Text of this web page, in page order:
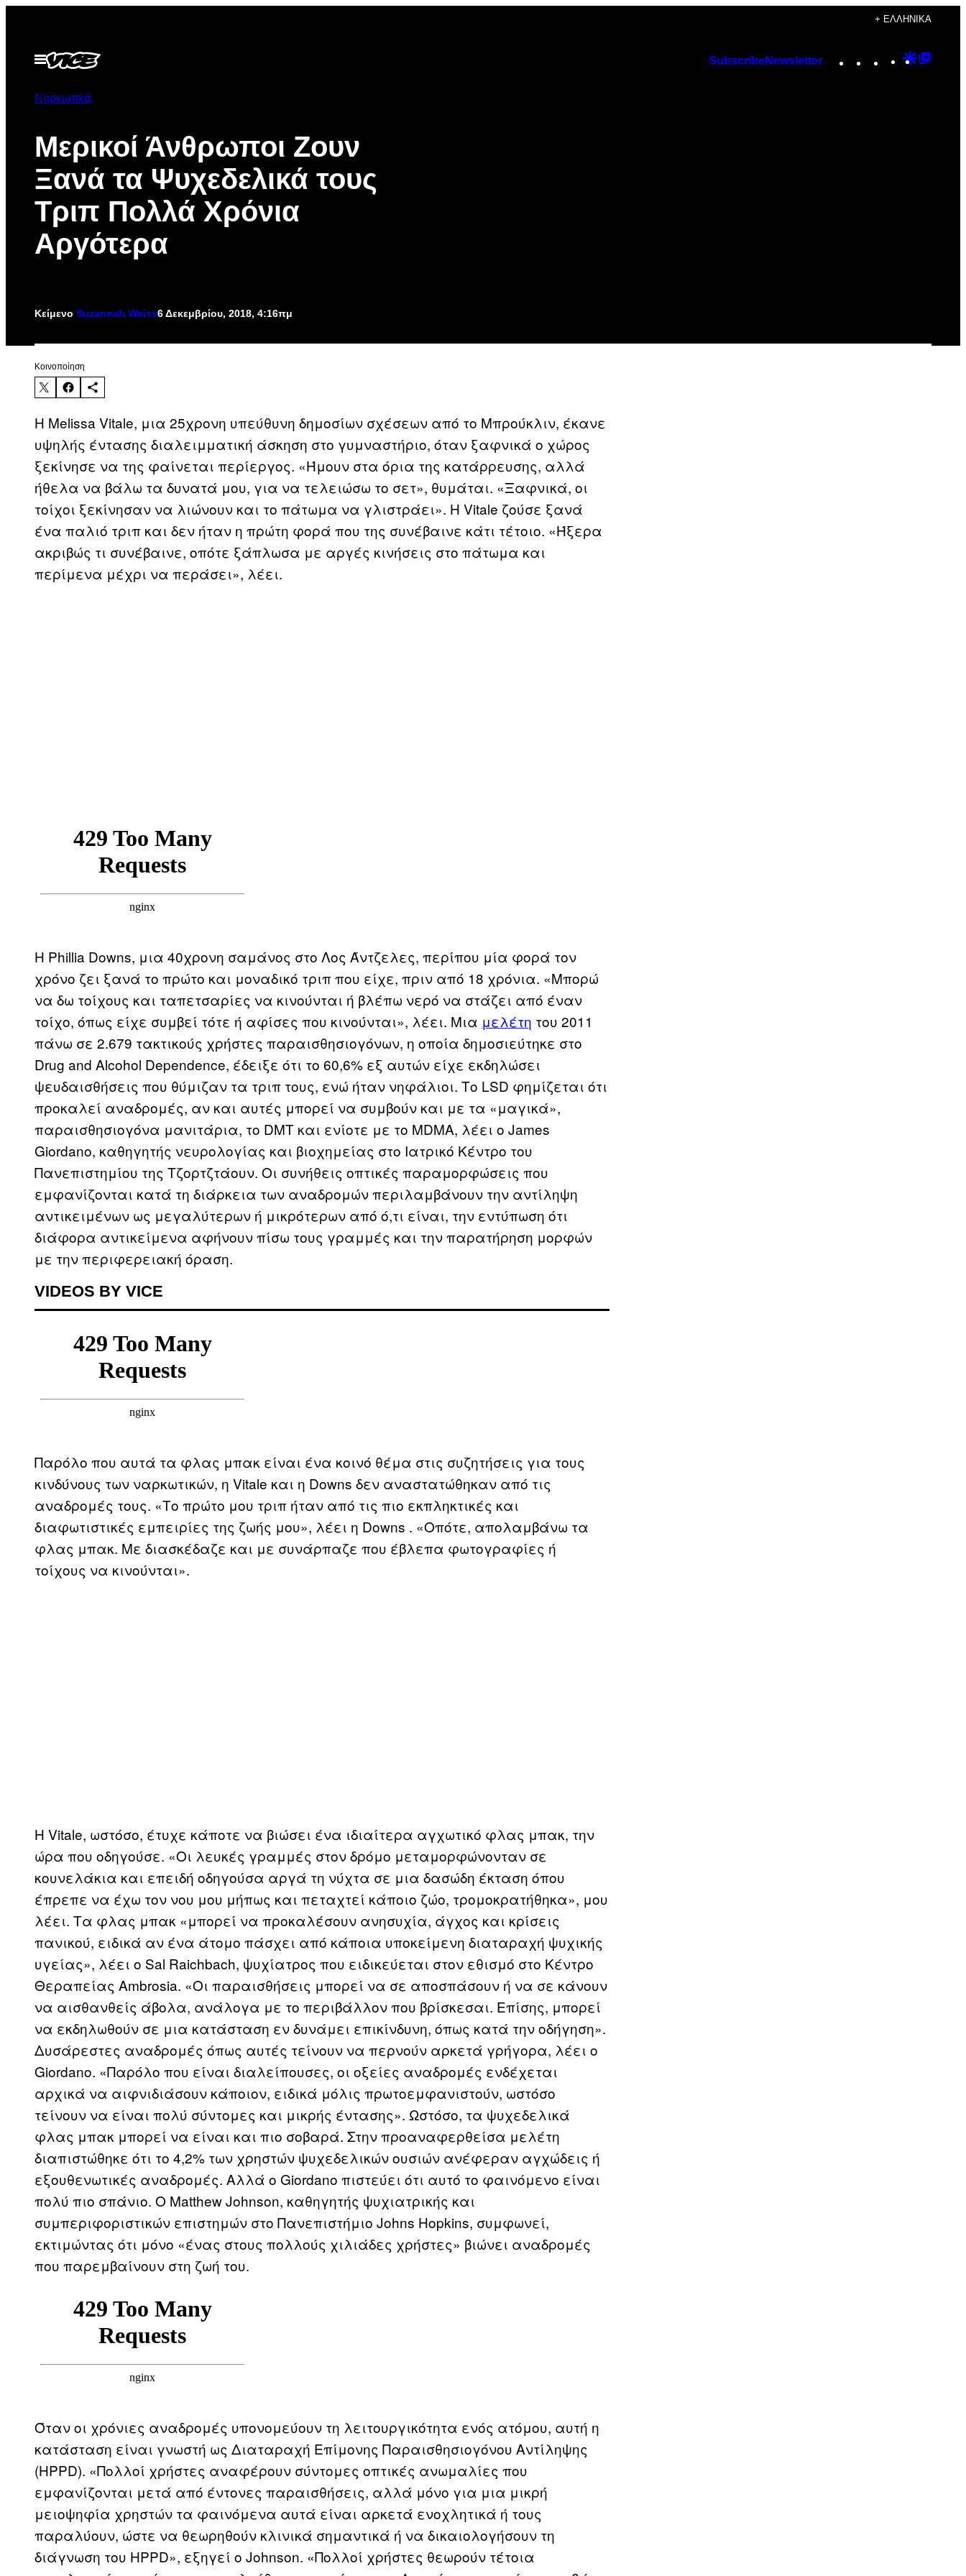
περιεχόμενο
+ ΕΛΛΗΝΙΚΆ
Ανοίξτε
το
SubscribeNewsletter Instagram
TikTok
YouTube
Google
Ναρκωτικά
Μερικοί Άνθρωποι Ζουν
Ξανά τα Ψυχεδελικά τους
Τριπ Πολλά Χρόνια
Αργότερα
Κείμενο Suzannah Weiss6 Δεκεμβρίου, 2018, 4:16πμ
Kοινοποίηση
Η Melissa Vitale, μια 25χρονη υπεύθυνη δημοσίων σχέσεων από το Μπρούκλιν, έκανε
υψηλής έντασης διαλειμματική άσκηση στο γυμναστήριο, όταν ξαφνικά ο χώρος
ξεκίνησε να της φαίνεται περίεργος. «Ήμουν στα όρια της κατάρρευσης, αλλά
ήθελα να βάλω τα δυνατά μου, για να τελειώσω το σετ», θυμάται. «Ξαφνικά, οι
τοίχοι ξεκίνησαν να λιώνουν και το πάτωμα να γλιστράει». Η Vitale ζούσε ξανά
ένα παλιό τριπ και δεν ήταν η πρώτη φορά που της συνέβαινε κάτι τέτοιο. «Ήξερα
ακριβώς τι συνέβαινε, οπότε ξάπλωσα με αργές κινήσεις στο πάτωμα και
περίμενα μέχρι να περάσει», λέει.
Η Phillia Downs, μια 40χρονη σαμάνος στο Λος Άντζελες, περίπου μία φορά τον
χρόνο ζει ξανά το πρώτο και μοναδικό τριπ που είχε, πριν από 18 χρόνια. «Μπορώ
να δω τοίχους και ταπετσαρίες να κινούνται ή βλέπω νερό να στάζει από έναν
τοίχο, όπως είχε συμβεί τότε ή αφίσες που κινούνται», λέει. Μια μελέτη του 2011
πάνω σε 2.679 τακτικούς χρήστες παραισθησιογόνων, η οποία δημοσιεύτηκε στο
Drug and Alcohol Dependence, έδειξε ότι το 60,6% εξ αυτών είχε εκδηλώσει
ψευδαισθήσεις που θύμιζαν τα τριπ τους, ενώ ήταν νηφάλιοι. Το LSD φημίζεται ότι
προκαλεί αναδρομές, αν και αυτές μπορεί να συμβούν και με τα «μαγικά»,
παραισθησιογόνα μανιτάρια, το DMT και ενίοτε με το MDMA, λέει ο James
Giordano, καθηγητής νευρολογίας και βιοχημείας στο Ιατρικό Κέντρο του
Πανεπιστημίου της Τζορτζτάουν. Οι συνήθεις οπτικές παραμορφώσεις που
εμφανίζονται κατά τη διάρκεια των αναδρομών περιλαμβάνουν την αντίληψη
αντικειμένων ως μεγαλύτερων ή μικρότερων από ό,τι είναι, την εντύπωση ότι
διάφορα αντικείμενα αφήνουν πίσω τους γραμμές και την παρατήρηση μορφών
με την περιφερειακή όραση.
VIDEOS BY VICE
Παρόλο που αυτά τα φλας μπακ είναι ένα κοινό θέμα στις συζητήσεις για τους
κινδύνους των ναρκωτικών, η Vitale και η Downs δεν αναστατώθηκαν από τις
αναδρομές τους. «Το πρώτο μου τριπ ήταν από τις πιο εκπληκτικές και
διαφωτιστικές εμπειρίες της ζωής μου», λέει η Downs . «Οπότε, απολαμβάνω τα
φλας μπακ. Με διασκέδαζε και με συνάρπαζε που έβλεπα φωτογραφίες ή
τοίχους να κινούνται».
Η Vitale, ωστόσο, έτυχε κάποτε να βιώσει ένα ιδιαίτερα αγχωτικό φλας μπακ, την
ώρα που οδηγούσε. «Οι λευκές γραμμές στον δρόμο μεταμορφώνονταν σε
κουνελάκια και επειδή οδηγούσα αργά τη νύχτα σε μια δασώδη έκταση όπου
έπρεπε να έχω τον νου μου μήπως και πεταχτεί κάποιο ζώο, τρομοκρατήθηκα», μου
λέει. Τα φλας μπακ «μπορεί να προκαλέσουν ανησυχία, άγχος και κρίσεις
πανικού, ειδικά αν ένα άτομο πάσχει από κάποια υποκείμενη διαταραχή ψυχικής
υγείας», λέει ο Sal Raichbach, ψυχίατρος που ειδικεύεται στον εθισμό στο Κέντρο
Θεραπείας Ambrosia. «Οι παραισθήσεις μπορεί να σε αποσπάσουν ή να σε κάνουν
να αισθανθείς άβολα, ανάλογα με το περιβάλλον που βρίσκεσαι. Επίσης, μπορεί
να εκδηλωθούν σε μια κατάσταση εν δυνάμει επικίνδυνη, όπως κατά την οδήγηση».
Δυσάρεστες αναδρομές όπως αυτές τείνουν να περνούν αρκετά γρήγορα, λέει ο
Giordano. «Παρόλο που είναι διαλείπουσες, οι οξείες αναδρομές ενδέχεται
αρχικά να αιφνιδιάσουν κάποιον, ειδικά μόλις πρωτοεμφανιστούν, ωστόσο
τείνουν να είναι πολύ σύντομες και μικρής έντασης». Ωστόσο, τα ψυχεδελικά
φλας μπακ μπορεί να είναι και πιο σοβαρά. Στην προαναφερθείσα μελέτη
διαπιστώθηκε ότι το 4,2% των χρηστών ψυχεδελικών ουσιών ανέφεραν αγχώδεις ή
εξουθενωτικές αναδρομές. Αλλά ο Giordano πιστεύει ότι αυτό το φαινόμενο είναι
πολύ πιο σπάνιο. Ο Matthew Johnson, καθηγητής ψυχιατρικής και
συμπεριφοριστικών επιστημών στο Πανεπιστήμιο Johns Hopkins, συμφωνεί,
εκτιμώντας ότι μόνο «ένας στους πολλούς χιλιάδες χρήστες» βιώνει αναδρομές
που παρεμβαίνουν στη ζωή του.
Όταν οι χρόνιες αναδρομές υπονομεύουν τη λειτουργικότητα ενός ατόμου, αυτή η
κατάσταση είναι γνωστή ως Διαταραχή Επίμονης Παραισθησιογόνου Αντίληψης
(HPPD). «Πολλοί χρήστες αναφέρουν σύντομες οπτικές ανωμαλίες που
εμφανίζονται μετά από έντονες παραισθήσεις, αλλά μόνο για μια μικρή
μειοψηφία χρηστών τα φαινόμενα αυτά είναι αρκετά ενοχλητικά ή τους
παραλύουν, ώστε να θεωρηθούν κλινικά σημαντικά ή να δικαιολογήσουν τη
διάγνωση του HPPD», εξηγεί ο Johnson. «Πολλοί χρήστες θεωρούν τέτοια